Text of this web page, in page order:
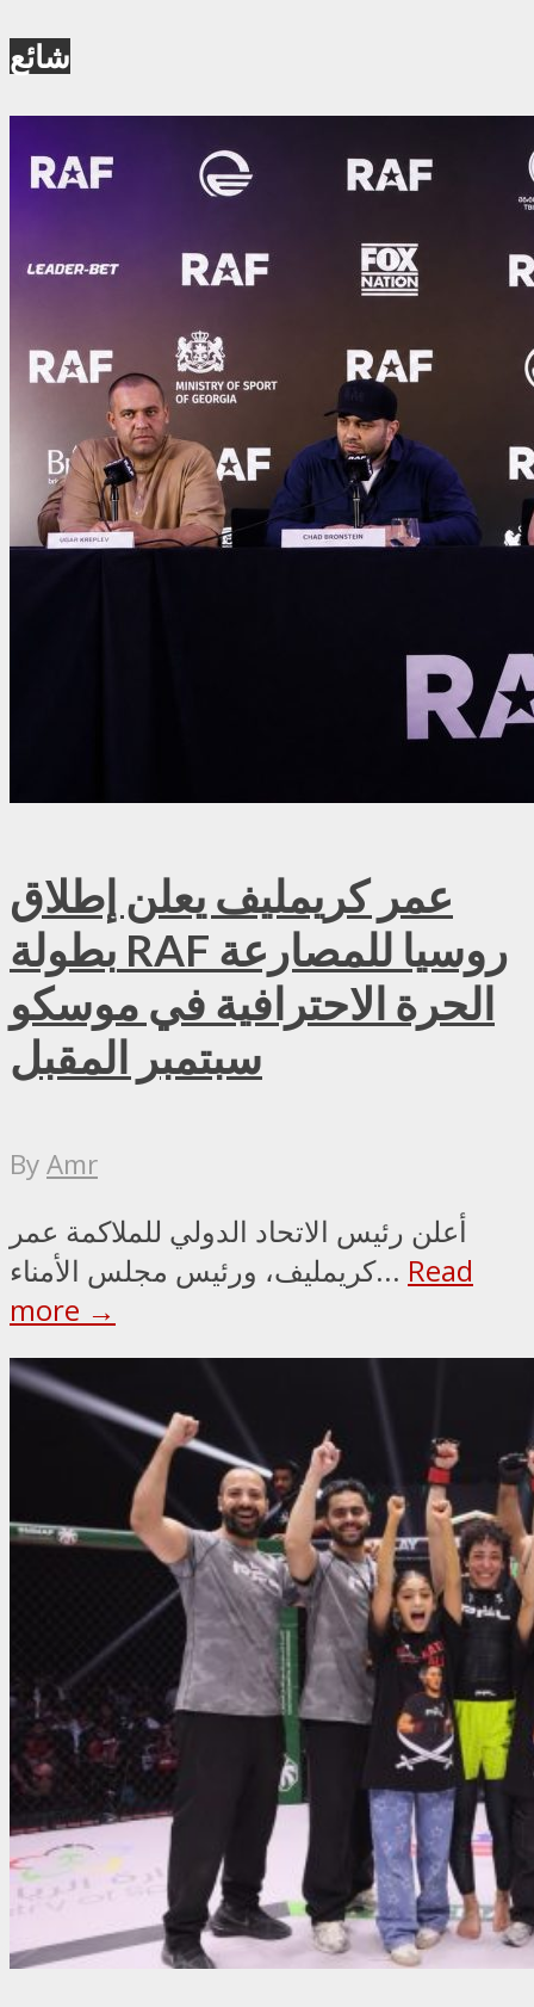
شائع
عمر كريمليف يعلن إطلاق
بطولة RAF روسيا للمصارعة
الحرة الاحترافية في موسكو
سبتمبر المقبل
ByAmr
أعلن رئيس الاتحاد الدولي للملاكمة عمر
كريمليف، ورئيس مجلس الأمناء... Read
more →